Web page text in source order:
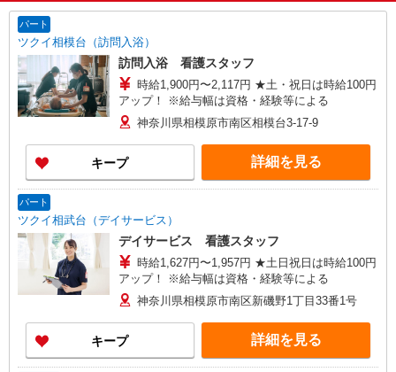
パート
ツクイ相模台（訪問入浴）
訪問入浴 看護スタッフ
時給1,900円〜2,117円 ★土・祝日は時給100円
アップ！ ※給与幅は資格・経験等による
神奈川県相模原市南区相模台3-17-9
キープ 詳細を見る
パート
ツクイ相武台（デイサービス）
デイサービス 看護スタッフ
時給1,627円〜1,957円 ★土日祝日は時給100円
アップ！ ※給与幅は資格・経験等による
神奈川県相模原市南区新磯野1丁目33番1号
キープ 詳細を見る